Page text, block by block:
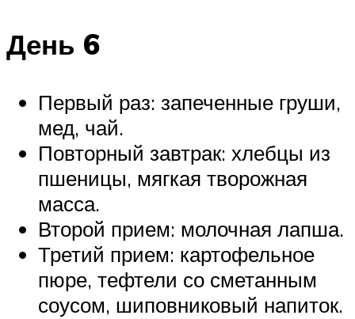
День 6
Первый раз: запеченные груши,
мед, чай.
Повторный завтрак: хлебцы из
пшеницы, мягкая творожная
масса.
Второй прием: молочная лапша.
Третий прием: картофельное
пюре, тефтели со сметанным
соусом, шиповниковый напиток.